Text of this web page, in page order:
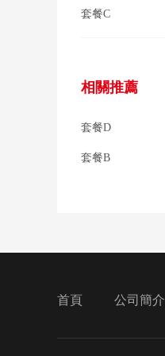
套餐C
相關推薦
套餐D
套餐B
首頁 公司簡介